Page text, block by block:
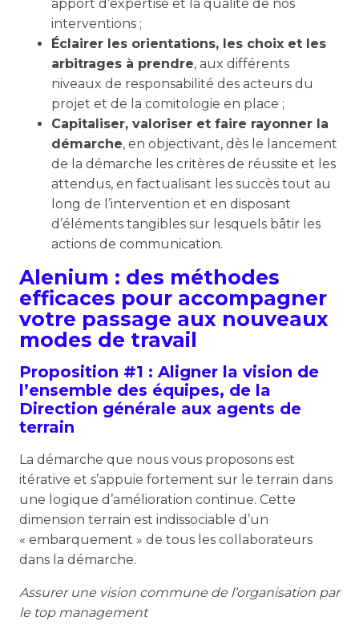
apport d’expertise et la qualité de nos
interventions ;
Éclairer les orientations, les choix et les
arbitrages à prendre, aux différents
niveaux de responsabilité des acteurs du
projet et de la comitologie en place ;
Capitaliser, valoriser et faire rayonner la
démarche, en objectivant, dès le lancement
de la démarche les critères de réussite et les
attendus, en factualisant les succès tout au
long de l’intervention et en disposant
d’éléments tangibles sur lesquels bâtir les
actions de communication.
Alenium : des méthodes
efficaces pour accompagner
votre passage aux nouveaux
modes de travail
Proposition #1 : Aligner la vision de
l’ensemble des équipes, de la
Direction générale aux agents de
terrain
La démarche que nous vous proposons est
itérative et s’appuie fortement sur le terrain dans
une logique d’amélioration continue. Cette
dimension terrain est indissociable d’un
« embarquement » de tous les collaborateurs
dans la démarche.
Assurer une vision commune de l’organisation par
le top management